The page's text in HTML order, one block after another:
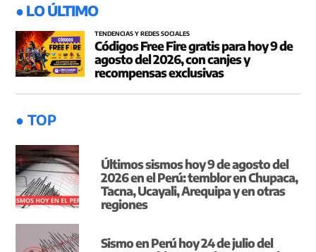
● LO ÚLTIMO
TENDENCIAS Y REDES SOCIALES
Códigos Free Fire gratis para hoy 9 de
agosto del 2026, con canjes y
recompensas exclusivas
● TOP
Últimos sismos hoy 9 de agosto del
2026 en el Perú: temblor en Chupaca,
Tacna, Ucayali, Arequipa y en otras
regiones
Sismo en Perú hoy 24 de julio del